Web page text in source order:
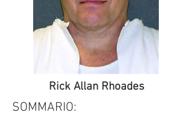
Rick Allan Rhoades
SOMMARIO: